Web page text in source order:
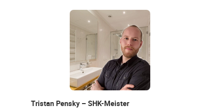
Tristan Pensky – SHK-Meister